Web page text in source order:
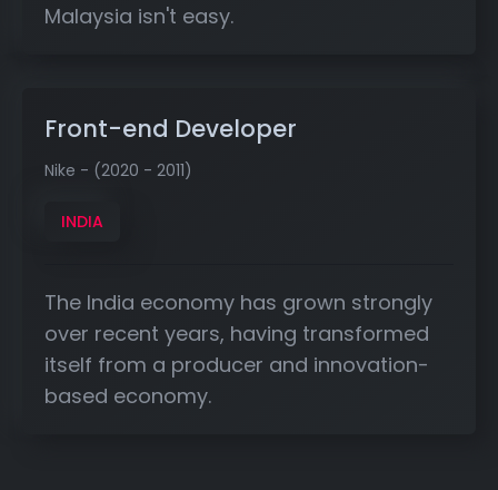
Malaysia isn't easy.
Front-end Developer
Nike - (2020 - 2011)
INDIA
The India economy has grown strongly
over recent years, having transformed
itself from a producer and innovation-
based economy.